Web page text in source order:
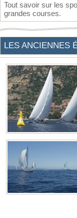
Tout savoir sur les
grandes courses.
LES ANCIENNES